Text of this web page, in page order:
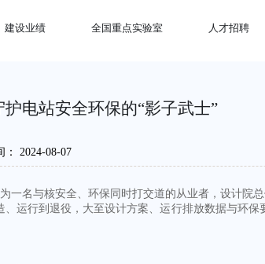
建设业绩 全国重点实验室 人才招聘
护电站安全环保的“影子武士”
： 2024-08-07
一名与核安全、环保同时打交道的从业者，设计院
运行到退役，大至设计方案、运行排放数据与环